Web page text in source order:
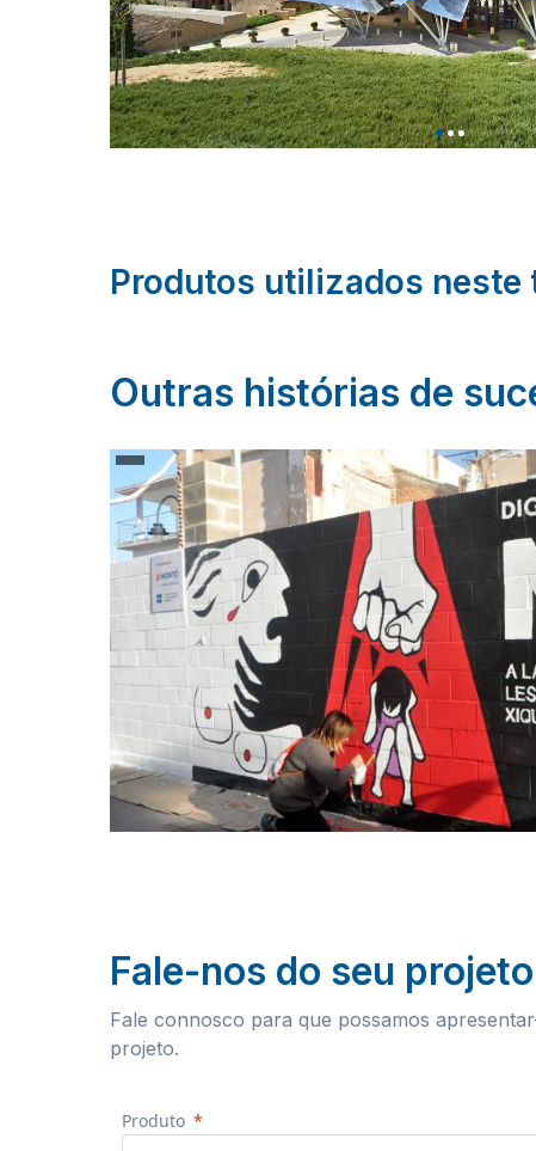
Produtos utilizados neste
Outras histórias de
Fale-nos do seu projeto
Fale connosco para que possamos
projeto.
Produto